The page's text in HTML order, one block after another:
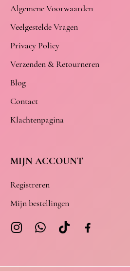
Algemene Voorwaarden
Veelgestelde Vragen
Privacy Policy
Verzenden & Retourneren
Blog
Contact
Klachtenpagina
MIJN ACCOUNT
Registreren
Mijn bestellingen